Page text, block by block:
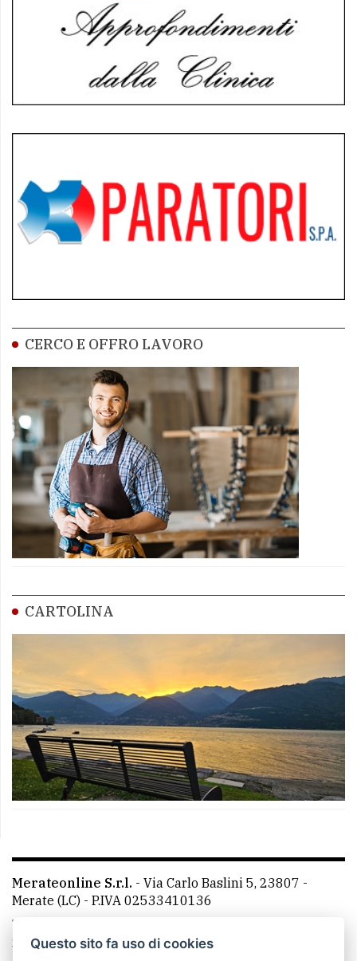
CERCO E OFFRO LAVORO
CARTOLINA
Merateonline S.r.l. - Via Carlo Baslini 5, 23807 -
Merate (LC) - P.IVA 02533410136
Telefono:
mail: redazione@leccoonline.com
Questo sito fa uso di cookies